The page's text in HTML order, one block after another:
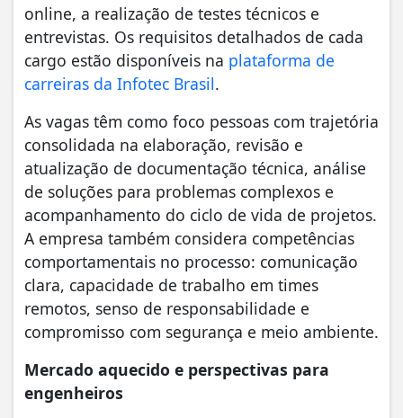
online, a realização de testes técnicos e
entrevistas. Os requisitos detalhados de cada
cargo estão disponíveis na plataforma de
carreiras da Infotec Brasil.
As vagas têm como foco pessoas com trajetória
consolidada na elaboração, revisão e
atualização de documentação técnica, análise
de soluções para problemas complexos e
acompanhamento do ciclo de vida de projetos.
A empresa também considera competências
comportamentais no processo: comunicação
clara, capacidade de trabalho em times
remotos, senso de responsabilidade e
compromisso com segurança e meio ambiente.
Mercado aquecido e perspectivas para
engenheiros